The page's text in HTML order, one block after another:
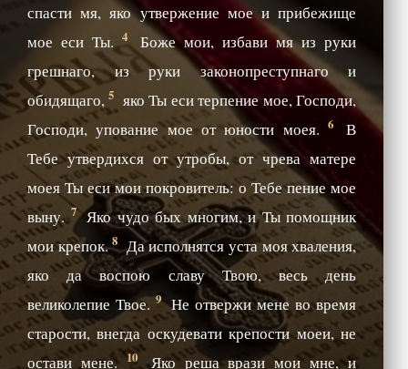
спасти мя, яко утвержение мое и прибежище
мое еси Ты.4
Боже мои, избави мя из руки
грешнаго, из руки законопреступнаго и
обидящаго,5 яко Ты еси терпение мое, Господи,
Господи, упование мое от юности моея. 6
В
Тебе утвердихся от утробы, от чрева матере
моея Ты еси мои покровитель: о Тебе пение мое
выну. 7 Яко чудо бых многим, и Ты помощник
мои крепок.8 Да исполнятся уста моя хваления,
яко да воспою славу Твою, весь день
великолепие Твое.9 Не отвержи мене во время
старости, внегда оскудевати крепости моеи, не
остави мене.10
Яко реша врази мои мне, и